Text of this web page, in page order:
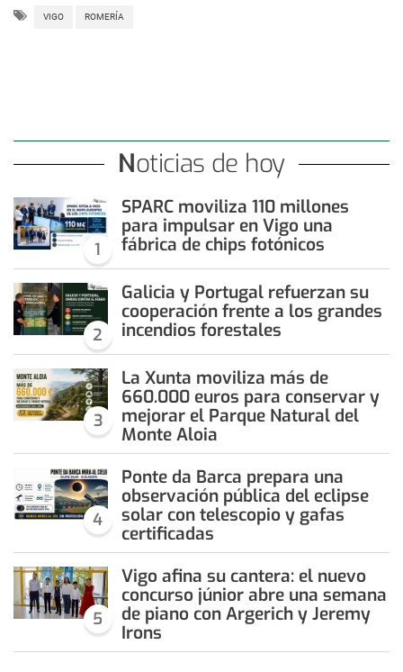
VIGO ROMERÍA
Noticias de hoy
1
SPARC moviliza 110 millones
para impulsar en Vigo una
fábrica de chips fotónicos
2
Galicia y Portugal refuerzan su
cooperación frente a los grandes
incendios forestales
3
La Xunta moviliza más de
660.000 euros para conservar y
mejorar el Parque Natural del
Monte Aloia
4
Ponte da Barca prepara una
observación pública del eclipse
solar con telescopio y gafas
certificadas
5
Vigo afina su cantera: el nuevo
concurso júnior abre una semana
de piano con Argerich y Jeremy
Irons